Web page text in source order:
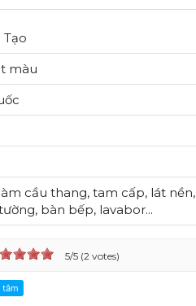
màu
cầu thang, tam cấp, lát nền,
bàn bếp, lavabor...
5/5 (2 votes)